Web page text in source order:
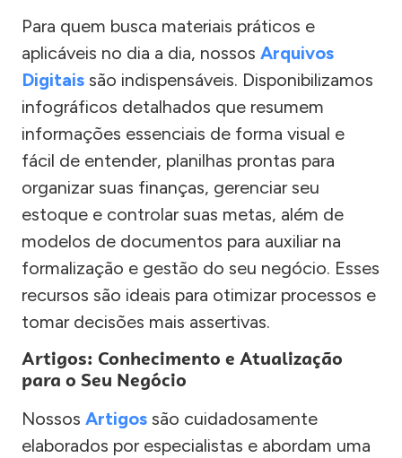
Para quem busca materiais práticos e
aplicáveis no dia a dia, nossos Arquivos
Digitais são indispensáveis. Disponibilizamos
infográficos detalhados que resumem
informações essenciais de forma visual e
fácil de entender, planilhas prontas para
organizar suas finanças, gerenciar seu
estoque e controlar suas metas, além de
modelos de documentos para auxiliar na
formalização e gestão do seu negócio. Esses
recursos são ideais para otimizar processos e
tomar decisões mais assertivas.
Artigos: Conhecimento e Atualização
para o Seu Negócio
Nossos Artigos são cuidadosamente
elaborados por especialistas e abordam uma